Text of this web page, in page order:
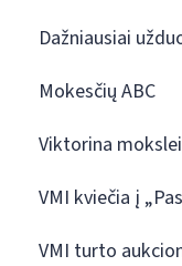
Dažniausiai
Mokesčių ABC
Viktorina
VMI kviečia į
VMI turto